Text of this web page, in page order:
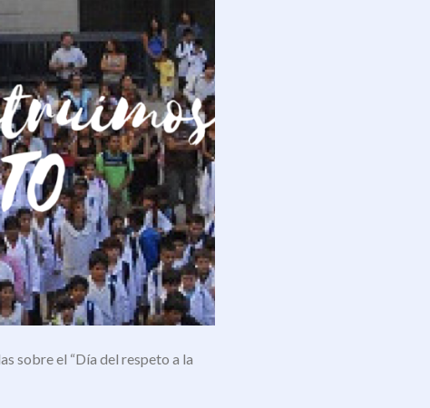
sobre el “Día del respeto a la